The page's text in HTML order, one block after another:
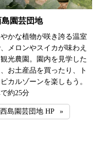
島園芸団地
かな植物が咲き誇る温室
メロンやスイカが味わえ
光農園。園内を見学した
、お土産品を買ったり、ト
カルゾーンを楽しもう。
約25分
西島園芸団地 HP